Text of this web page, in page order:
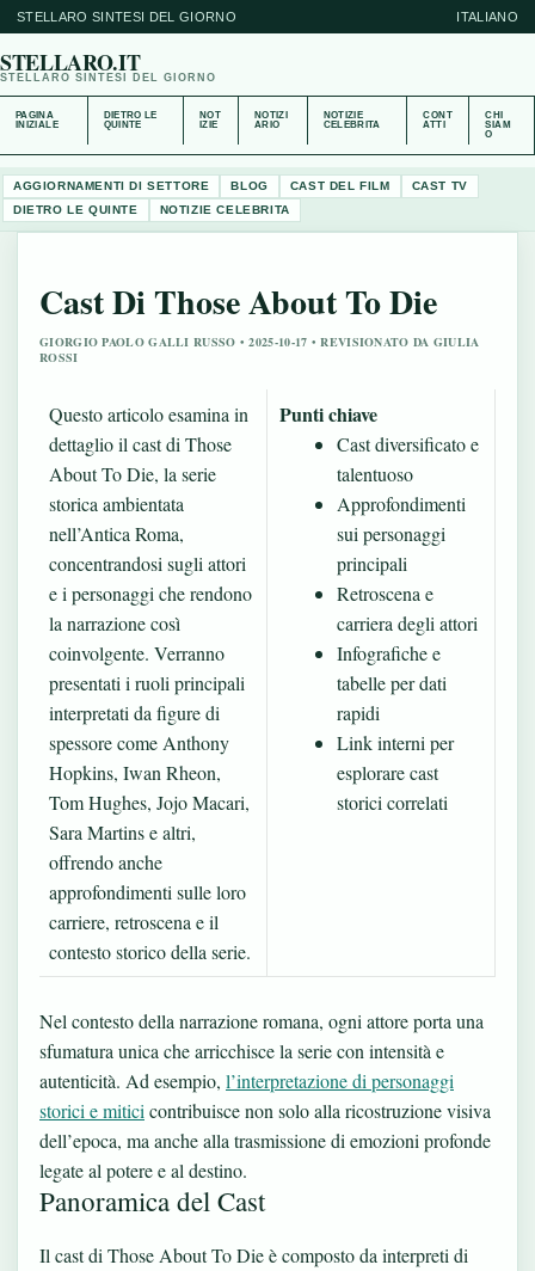
STELLARO SINTESI DEL GIORNO ITALIANO
STELLARO.IT
STELLARO SINTESI DEL GIORNO
PAGINA
INIZIALE
DIETRO LE
QUINTE
NOT
IZIE
NOTIZI
ARIO
NOTIZIE
CELEBRITA
CONT
ATTI
CHI
SIAM
O
AGGIORNAMENTI DI SETTORE BLOG CAST DEL FILM
CAST TV
DIETRO LE QUINTE
NOTIZIE CELEBRITA
Cast Di Those About To Die
GIORGIO PAOLO GALLI RUSSO • 2025-10-17 • REVISIONATO DA GIULIA
ROSSI
Questo articolo esamina in
dettaglio il cast di Those
About To Die, la serie
storica ambientata
nell’Antica Roma,
concentrandosi sugli attori
e i personaggi che rendono
la narrazione così
coinvolgente. Verranno
presentati i ruoli principali
interpretati da figure di
spessore come Anthony
Hopkins, Iwan Rheon,
Tom Hughes, Jojo Macari,
Sara Martins e altri,
offrendo anche
approfondimenti sulle loro
carriere, retroscena e il
contesto storico della serie.
Punti chiave
Cast diversificato e
talentuoso
Approfondimenti
sui personaggi
principali
Retroscena e
carriera degli attori
Infografiche e
tabelle per dati
rapidi
Link interni per
esplorare cast
storici correlati
Nel contesto della narrazione romana, ogni attore porta una
sfumatura unica che arricchisce la serie con intensità e
autenticità. Ad esempio, l’interpretazione di personaggi
storici e mitici contribuisce non solo alla ricostruzione visiva
dell’epoca, ma anche alla trasmissione di emozioni profonde
legate al potere e al destino.
Panoramica del Cast
Il cast di Those About To Die è composto da interpreti di